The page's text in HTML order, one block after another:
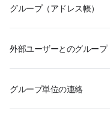
グループ（アドレス帳）
外部ユーザーとのグループ
グループ単位の連絡